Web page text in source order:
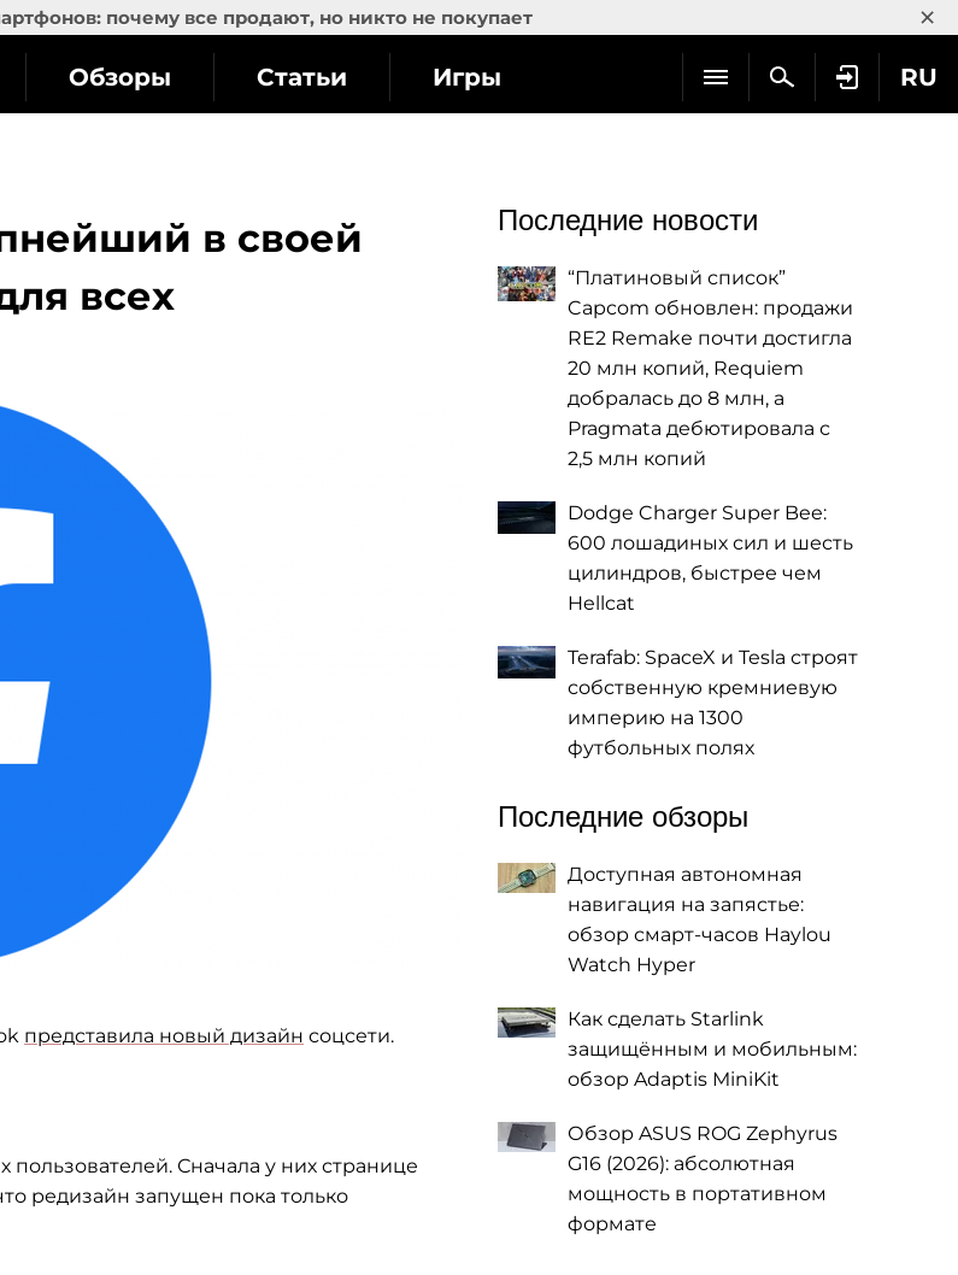
почему все продают, но никто не покупает ×
RU
Обзоры Статьи Игры
в своей
всех
представила новый дизайн соцсети.
пользователей. Сначала у них странице
редизайн запущен пока только
Последние новости
“Платиновый список”
Capcom обновлен: продажи
RE2 Remake почти достигла
20 млн копий, Requiem
добралась до 8 млн, а
Pragmata дебютировала с
2,5 млн копий
Dodge Charger Super Bee:
600 лошадиных сил и шесть
цилиндров, быстрее чем
Hellcat
Terafab: SpaceX и Tesla строят
собственную кремниевую
империю на 1300
футбольных полях
Последние обзоры
Доступная автономная
навигация на запястье:
обзор смарт-часов Haylou
Watch Hyper
Как сделать Starlink
защищённым и мобильным:
обзор Adaptis MiniKit
Обзор ASUS ROG Zephyrus
G16 (2026): абсолютная
мощность в портативном
формате